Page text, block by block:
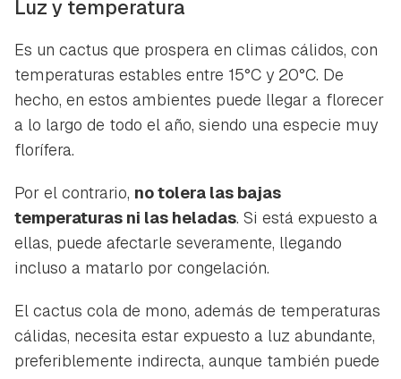
Luz y temperatura
Es un cactus que prospera en climas cálidos, con
temperaturas estables entre 15°C y 20°C. De
hecho, en estos ambientes puede llegar a florecer
a lo largo de todo el año, siendo una especie muy
florífera.
Por el contrario, no tolera las bajas
temperaturas ni las heladas. Si está expuesto a
ellas, puede afectarle severamente, llegando
incluso a matarlo por congelación.
El cactus cola de mono, además de temperaturas
cálidas, necesita estar expuesto a luz abundante,
preferiblemente indirecta, aunque también puede